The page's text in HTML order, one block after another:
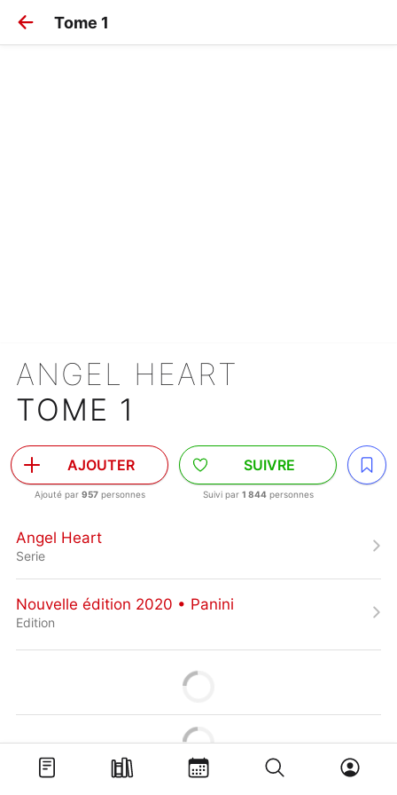
Tome 1
ANGEL HEART
TOME 1
AJOUTER
Ajouté par 957personnes
SUIVRE
Suivi par 1 844personnes
Angel Heart
Serie
Nouvelle édition 2020 • Panini
Edition